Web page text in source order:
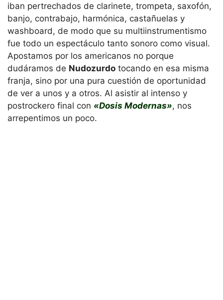
iban pertrechados de clarinete, trompeta, saxofón,
banjo, contrabajo, harmónica, castañuelas y
washboard, de modo que su multiinstrumentismo
fue todo un espectáculo tanto sonoro como visual.
Apostamos por los americanos no porque
dudáramos de Nudozurdo tocando en esa misma
franja, sino por una pura cuestión de oportunidad
de ver a unos y a otros. Al asistir al intenso y
postrockero final con «Dosis Modernas», nos
arrepentimos un poco.